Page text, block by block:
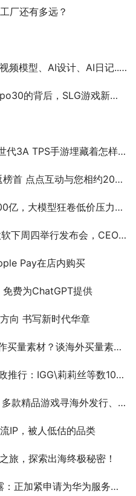
厂还有多远？
日记...一文盘点25年海外AI工具赛道产品亮点
背后，SLG游戏新机会在哪?
TPS手游埋藏着怎样的野心？
点互动与您相约2024ChinaJoy
低价压力下，AI创业者在海外赚到钱？
四举行发布会，CEO亲自上
Pay在店内购买
费为ChatGPT提供
向 书写新时代华章
材？谈海外买量素材的几个趋势
莉莉丝等数10家大厂连夜响应
品游戏寻海外发行、流量合作
IP，被人低估的品类
旅，探索出海终极秘密！
紧申请为华为服务的官方许可